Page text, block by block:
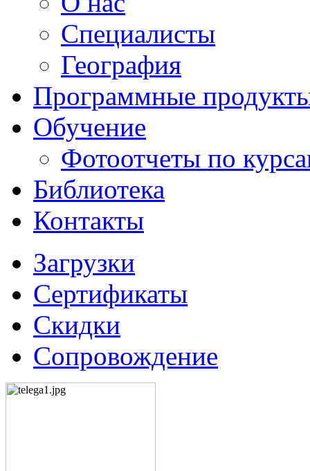
Специалисты
География
Программные
Обучение
Фотоотчеты по
Библиотека
Контакты
Загрузки
Сертификаты
Скидки
Сопровождение